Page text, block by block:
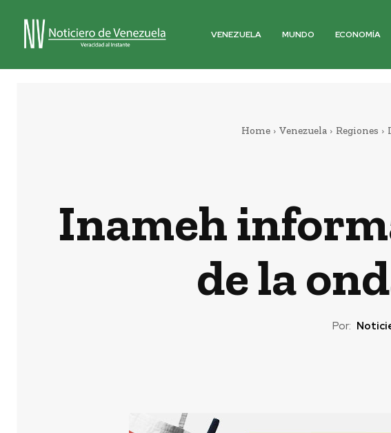
VENEZUELA MUNDO ECONOMÍA
Home Venezuela Regiones
Inameh
de la
Por: